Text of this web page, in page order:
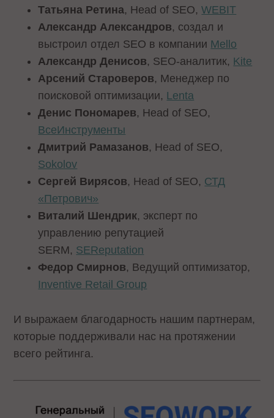
Татьяна Ретина, Head of SEO,WEBIT
Александр Александров, создал и
выстроил отдел SEO в компании Mello
Александр Денисов, SEO-аналитик, Kite
Арсений Староверов, Менеджер по
поисковой оптимизации, Lenta
Денис Пономарев, Head of SEO,
ВсеИнструменты
Дмитрий Рамазанов, Head of SEO,
Sokolov
Сергей Вирясов, Head of SEO, СТД
«Петрович»
Виталий Шендрик, эксперт по
управлению репутацией
SERM, SEReputation
Федор Смирнов, Ведущий оптимизатор,
Inventive Retail Group
И выражаем благодарность нашим партнерам,
которые поддерживали нас на протяжении
всего рейтинга.